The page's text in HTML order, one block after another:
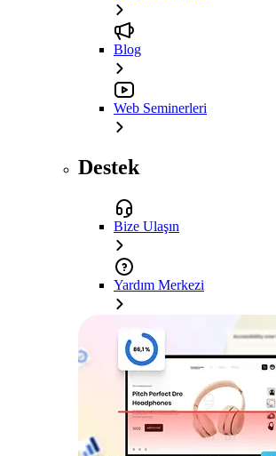
Blog
Web Seminerleri
Destek
Bize Ulaşın
Yardım Merkezi